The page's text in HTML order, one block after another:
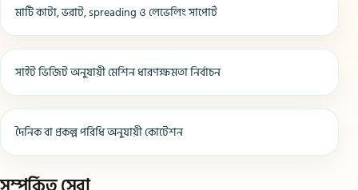
মাটি কাটা, ভরাট, spreading ও লেভেলিং সাপোর্ট
সাইট ভিজিট অনুযায়ী মেশিন ধারণক্ষমতা নির্বাচন
দৈনিক বা প্রকল্প পরিধি অনুযায়ী কোটেশন